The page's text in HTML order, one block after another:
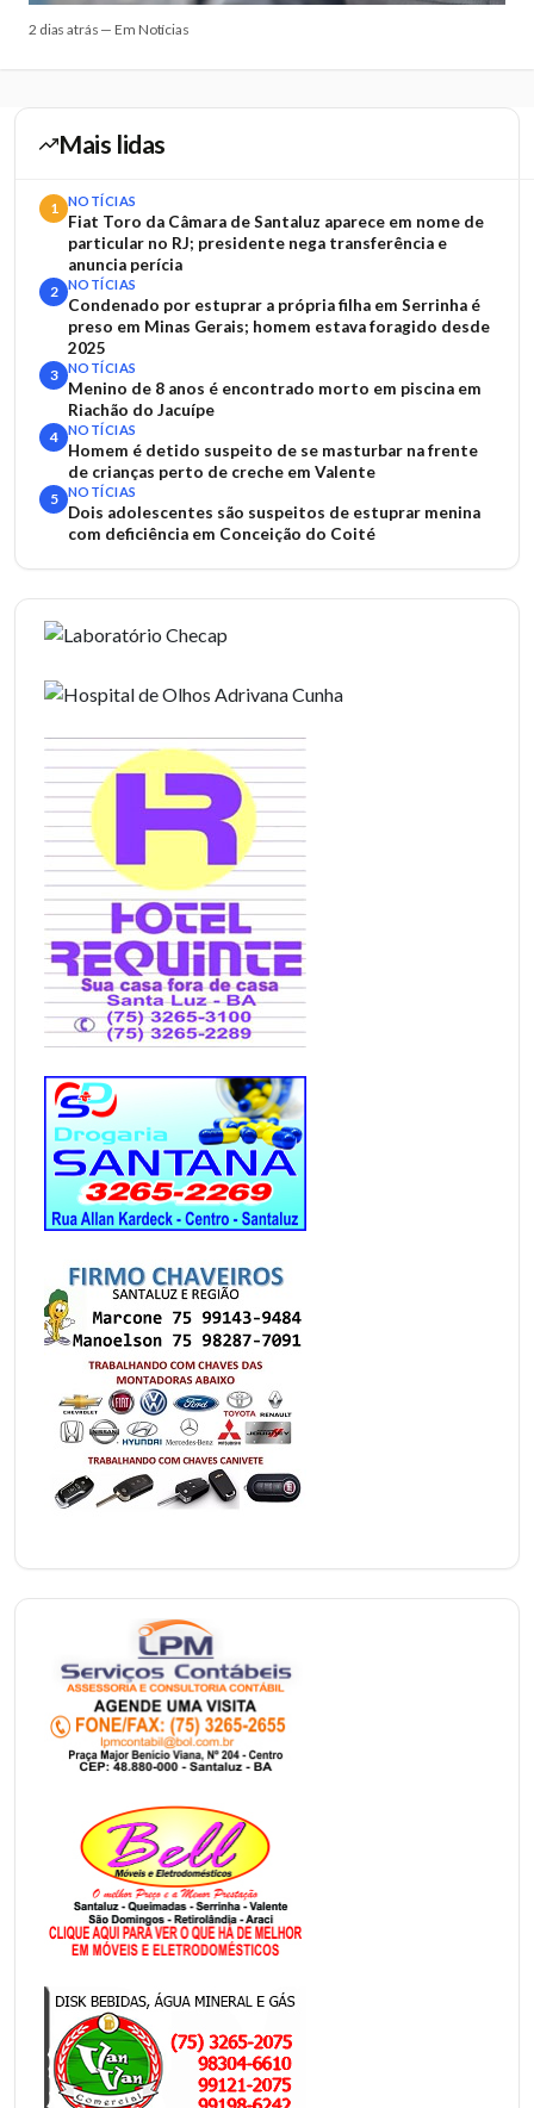
2 dias atrás — Em Notícias
Mais lidas
1 NOTÍCIAS
Fiat Toro da Câmara de Santaluz aparece em nome de
particular no RJ; presidente nega transferência e
anuncia perícia
2 NOTÍCIAS
Condenado por estuprar a própria filha em Serrinha é
preso em Minas Gerais; homem estava foragido desde
2025
3 NOTÍCIAS
Menino de 8 anos é encontrado morto em piscina em
Riachão do Jacuípe
4 NOTÍCIAS
Homem é detido suspeito de se masturbar na frente
de crianças perto de creche em Valente
5 NOTÍCIAS
Dois adolescentes são suspeitos de estuprar menina
com deficiência em Conceição do Coité